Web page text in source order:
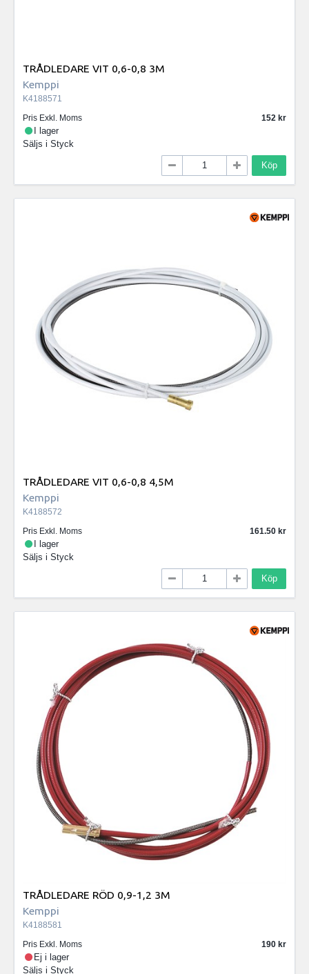
TRÅDLEDARE VIT 0,6-0,8 3M
Kemppi
K4188571
Pris Exkl. Moms
152
I lager
Säljs i Styck
Köp
TRÅDLEDARE VIT 0,6-0,8 4,5M
Kemppi
K4188572
Pris Exkl. Moms
161.50
I lager
Säljs i Styck
Köp
TRÅDLEDARE RÖD 0,9-1,2 3M
Kemppi
K4188581
Pris Exkl. Moms
190
Ej i lager
Säljs i Styck